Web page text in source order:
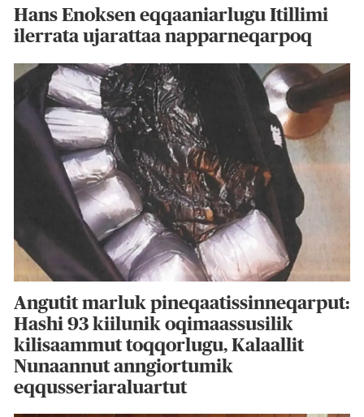
Hans Enoksen eqqaaniarlugu Itillimi
ilerrata ujarattaa napparneqarpoq
Angutit marluk pineqaatissinneqarput:
Hashi 93 kiilunik oqimaassusilik
kilisaammut toqqorlugu, Kalaallit
Nunaannut anngiortumik
eqqusseriaraluartut